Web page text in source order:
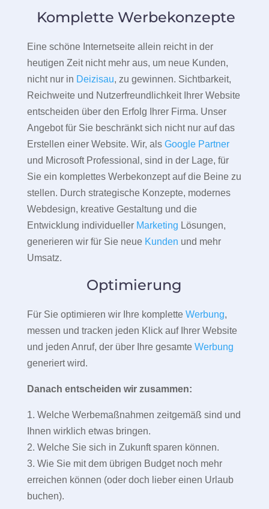
Komplette Werbekonzepte
Eine schöne Internetseite allein reicht in der
heutigen Zeit nicht mehr aus, um neue Kunden,
nicht nur in Deizisau, zu gewinnen. Sichtbarkeit,
Reichweite und Nutzerfreundlichkeit Ihrer Website
entscheiden über den Erfolg Ihrer Firma. Unser
Angebot für Sie beschränkt sich nicht nur auf das
Erstellen einer Website. Wir, als Google Partner
und Microsoft Professional, sind in der Lage, für
Sie ein komplettes Werbekonzept auf die Beine zu
stellen. Durch strategische Konzepte, modernes
Webdesign, kreative Gestaltung und die
Entwicklung individueller Marketing Lösungen,
generieren wir für Sie neue Kunden und mehr
Umsatz.
Optimierung
Für Sie optimieren wir Ihre komplette Werbung,
messen und tracken jeden Klick auf Ihrer Website
und jeden Anruf, der über Ihre gesamte Werbung
generiert wird.
Danach entscheiden wir zusammen:
1. Welche Werbemaßnahmen zeitgemäß sind und
Ihnen wirklich etwas bringen.
2. Welche Sie sich in Zukunft sparen können.
3. Wie Sie mit dem übrigen Budget noch mehr
erreichen können (oder doch lieber einen Urlaub
buchen).